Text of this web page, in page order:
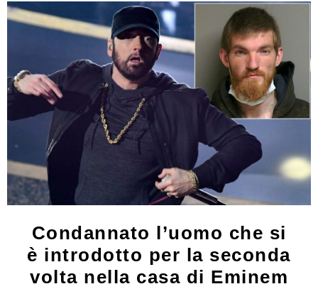
Condannato l’uomo che si
è introdotto per la seconda
volta nella casa di Eminem